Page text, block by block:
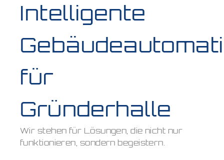
Intelligente
für
Gründerhalle
Wir stehen für Lösungen, die nicht nur
funktionieren, sondern begeistern.